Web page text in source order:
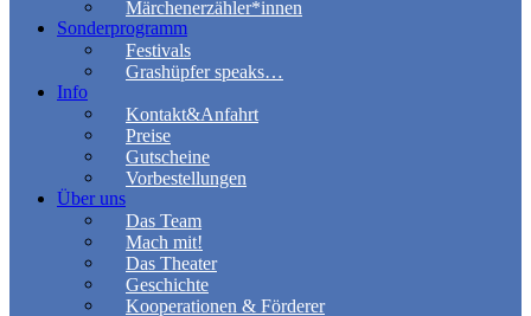
Märchenerzähler*innen
Sonderprogramm
Festivals
Grashüpfer speaks…
Info
Kontakt&Anfahrt
Preise
Gutscheine
Vorbestellungen
Über uns
Das Team
Mach mit!
Das Theater
Geschichte
Kooperationen & Förderer